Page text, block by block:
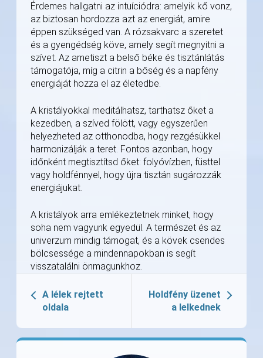
Érdemes hallgatni az intuíciódra: amelyik kő vonz,
az biztosan hordozza azt az energiát, amire
éppen szükséged van. A rózsakvarc a szeretet
és a gyengédség köve, amely segít megnyitni a
szívet. Az ametiszt a belső béke és tisztánlátás
támogatója, míg a citrin a bőség és a napfény
energiáját hozza el az életedbe.
A kristályokkal meditálhatsz, tarthatsz őket a
kezedben, a szíved fölött, vagy egyszerűen
helyezheted az otthonodba, hogy rezgésükkel
harmonizálják a teret. Fontos azonban, hogy
időnként megtisztítsd őket: folyóvízben, füsttel
vagy holdfénnyel, hogy újra tisztán sugározzák
energiájukat.
A kristályok arra emlékeztetnek minket, hogy
soha nem vagyunk egyedül. A természet és az
univerzum mindig támogat, és a kövek csendes
bölcsessége a mindennapokban is segít
visszatalálni önmagunkhoz.
A lélek rejtett
oldala
Holdfény üzenet
a lelkednek